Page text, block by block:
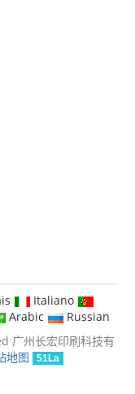
Italiano
Arabic
Russian
广州长宏印刷科技有
地图 51La